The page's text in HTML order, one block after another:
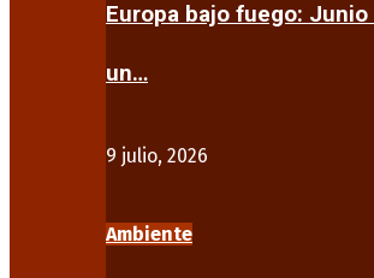
Europa bajo fuego:
un…
9 julio, 2026
Ambiente